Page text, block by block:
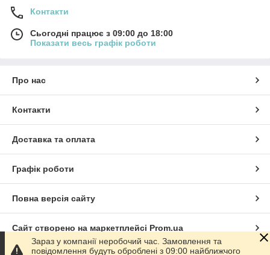
Контакти
Сьогодні працює з 09:00 до 18:00
Показати весь графік роботи
Про нас
Контакти
Доставка та оплата
Графік роботи
Повна версія сайту
Сайт створено на маркетплейсі Prom.ua
Зараз у компанії неробочий час. Замовлення та
повідомлення будуть оброблені з 09:00 найближчого